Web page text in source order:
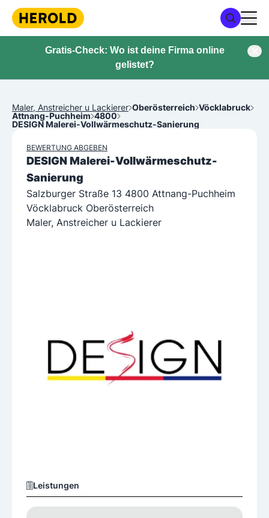
Gratis-Check: Wo ist deine Firma online
gelistet?
Maler, Anstreicher u Lackierer Oberösterreich Vöcklabruck
Attnang-Puchheim 4800
DESIGN Malerei-Vollwärmeschutz-Sanierung
BEWERTUNG ABGEBEN
DESIGN Malerei-Vollwärmeschutz-
Sanierung
Salzburger Straße 13 4800 Attnang-Puchheim
Vöcklabruck Oberösterreich
Maler, Anstreicher u Lackierer
Leistungen